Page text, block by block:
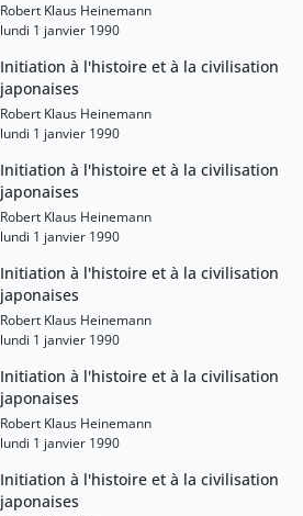
Robert Klaus Heinemann
lundi 1 janvier 1990
Initiation à l'histoire et à la civilisation
japonaises
Robert Klaus Heinemann
lundi 1 janvier 1990
Initiation à l'histoire et à la civilisation
japonaises
Robert Klaus Heinemann
lundi 1 janvier 1990
Initiation à l'histoire et à la civilisation
japonaises
Robert Klaus Heinemann
lundi 1 janvier 1990
Initiation à l'histoire et à la civilisation
japonaises
Robert Klaus Heinemann
lundi 1 janvier 1990
Initiation à l'histoire et à la civilisation
japonaises